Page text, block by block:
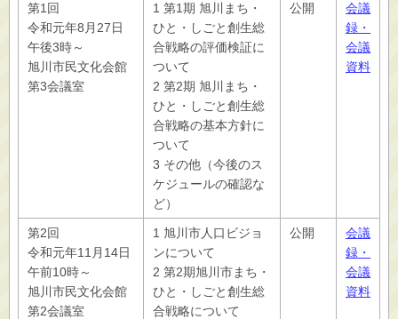
第1回
令和元年8月27日
午後3時～
旭川市民文化会館
第3会議室
1 第1期 旭川まち・
ひと・しごと創生総
合戦略の評価検証に
ついて
2 第2期 旭川まち・
ひと・しごと創生総
合戦略の基本方針に
ついて
3 その他（今後のス
ケジュールの確認な
ど）
公開
会議
録・
会議
資料
第2回
令和元年11月14日
午前10時～
旭川市民文化会館
第2会議室
1 旭川市人口ビジョ
ンについて
2 第2期旭川市まち・
ひと・しごと創生総
合戦略について
公開
会議
録・
会議
資料